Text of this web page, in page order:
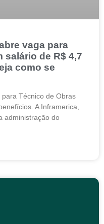
vaga para
salário de R$ 4,7
como se
Técnico de Obras
A Inframerica,
administração do